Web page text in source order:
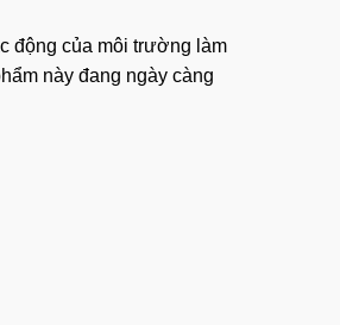
động của môi trường làm
này đang ngày càng